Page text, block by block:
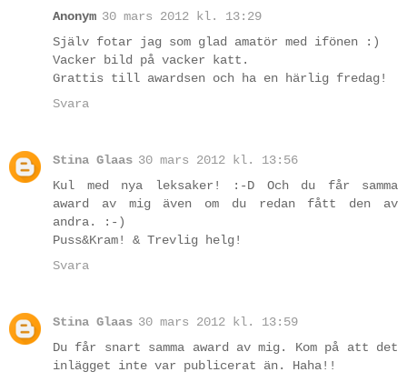
Anonym 30 mars 2012 kl. 13:29
Själv fotar jag som glad amatör med ifönen :)
Vacker bild på vacker katt.
Grattis till awardsen och ha en härlig fredag!
Svara
Stina Glaas 30 mars 2012 kl. 13:56
Kul med nya leksaker! :-D Och du får samma
award av mig även om du redan fått den av
andra. :-)
Puss&Kram! & Trevlig helg!
Svara
Stina Glaas 30 mars 2012 kl. 13:59
Du får snart samma award av mig. Kom på att det
inlägget inte var publicerat än. Haha!!